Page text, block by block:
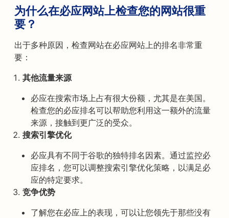
为什么在必应网站上检查您的网站很重
要？
出于多种原因，检查网站在必应网站上的排名非常重
要：
其他流量来源
必应在搜索市场上占有很大份额，尤其是在美国。
检查您的必应排名可以帮助您利用这一额外的流量
来源，接触到更广泛的受众。
搜索引擎优化
必应具有不同于谷歌的独特排名因素。通过监控必
应排名，您可以调整搜索引擎优化策略，以满足必
应的特定要求。
竞争优势
了解您在必应上的表现，可以让您领先于那些没有